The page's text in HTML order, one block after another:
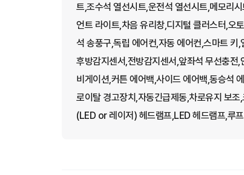
트,조수석 열선시트,운전석 열선시트,메모리
언트 라이트,차음 유리창,디지털 클러스터,오
석 송풍구,독립 에어컨,자동 에어컨,스마트 키
후방감지센서,전방감지센서,앞좌석 무선충전
비게이션,커튼 에어백,사이드 에어백,동승석
로이탈 경고장치,자동긴급제동,차로유지 보
(LED or 레이저) 헤드램프,LED 헤드램프,루